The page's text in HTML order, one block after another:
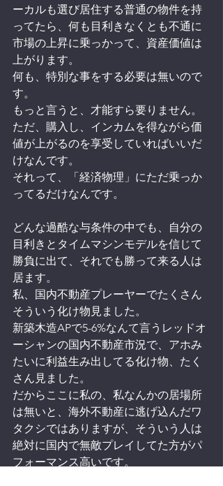
ーカルも選び居住する普通の物件を持
ってたら、何も目利きなくとも不通に
市場の上昇に乗っかって、資産価値は
上がります。
何も、特別な事をする必要は無いので
す。
もっと言うと、才能すら要りません。
ただ、購入し、インカムを得ながら価
値が上がるのを享受していればいいだ
けなんです。
それって、「経済物理」にただ乗っか
ってるだけなんです。
どんな過酷な与条件の中でも、自分の
目利きとタイムマシンモデルを信じて
勝負に出て、それでも勝って来る人は
居ます。
私、国内不動産プレーヤーでたくさん
そういう化け物見ました。
新築木造APで5-6%なんて言うレッドオ
ーシャンの国内不動産市況で、アホみ
たいに利益生み出してる化け物、たく
さん見ました。
だからここに私の、私なんかの居場所
は無いと、海外不動産に逃げ込んだワ
タクシではありますが、そういう人は
絶対に国内で無敵プレイしてた方がパ
フォーマンス高いです。